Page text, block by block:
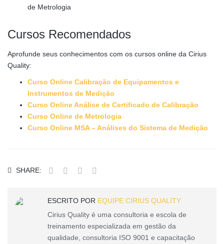
de Metrologia
Cursos Recomendados
Aprofunde seus conhecimentos com os cursos online da Cirius
Quality:
Curso Online Calibração de Equipamentos e
Instrumentos de Medição
Curso Online Análise de Certificado de Calibração
Curso Online de Metrologia
Curso Online MSA – Análises do Sistema de Medição
SHARE:
ESCRITO POR EQUIPE CIRIUS QUALITY
Cirius Quality é uma consultoria e escola de
treinamento especializada em gestão da
qualidade, consultoria ISO 9001 e capacitação